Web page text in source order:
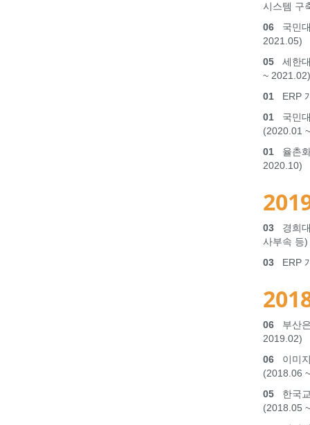
시스템 구
06 국민
2021.05)
05 세한
~ 2021.02)
01 ERP
01 국민
(2020.01
01 율촌
2020.10)
03 경희
사부속 등
03 ERP
06 부산
2019.02)
06 이미
(2018.06
05 한국
(2018.05